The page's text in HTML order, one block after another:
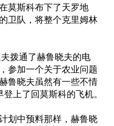
莫斯科布下了天罗地
卫队，将整个克里姆林
拨通了赫鲁晓夫的电
参加一个关于农业问题
鲁晓夫虽然有一些不情
上了回莫斯科的飞机。
划中预料那样，赫鲁晓